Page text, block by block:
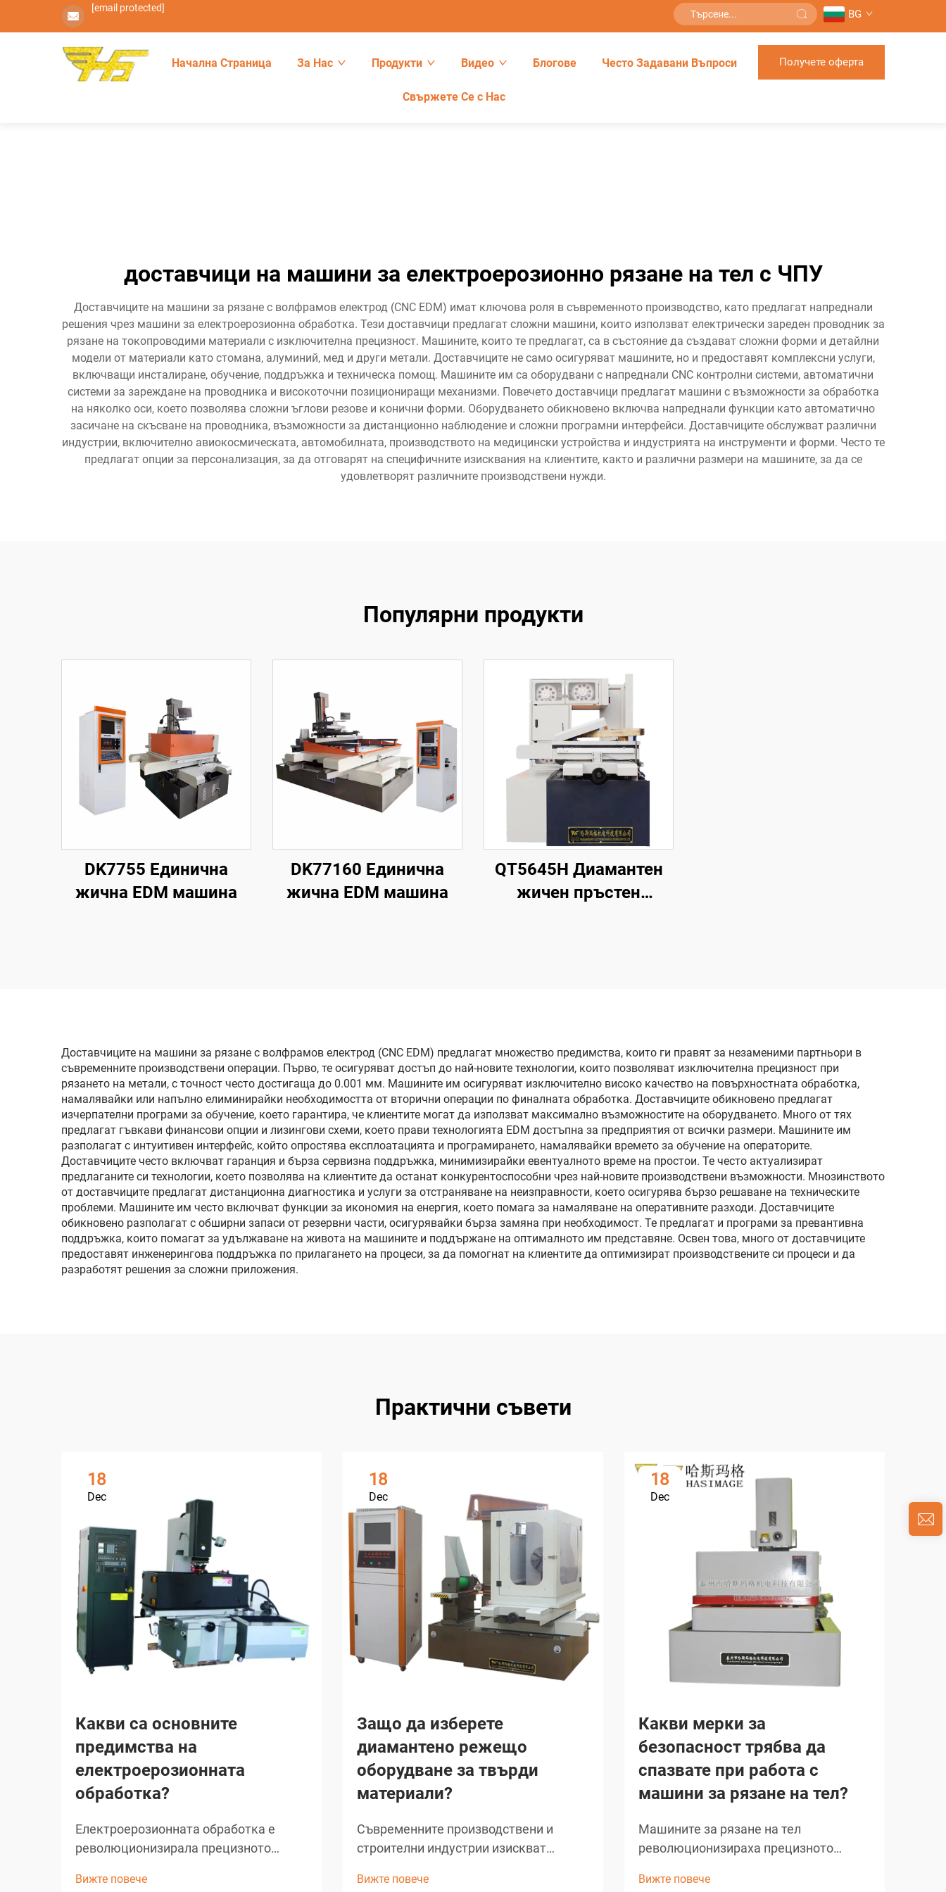
[email protected] BG
Начална Страница За Нас Продукти Видео Блогове Често Задавани Въпроси
Свържете Се с Нас
Получете оферта
доставчици на машини за електроерозионно рязане на тел с ЧПУ
Доставчиците на машини за рязане с волфрамов електрод (CNC EDM) имат ключова роля в съвременното производство, като предлагат напреднали
решения чрез машини за електроерозионна обработка. Тези доставчици предлагат сложни машини, които използват електрически зареден проводник за
рязане на токопроводими материали с изключителна прецизност. Машините, които те предлагат, са в състояние да създават сложни форми и детайлни
модели от материали като стомана, алуминий, мед и други метали. Доставчиците не само осигуряват машините, но и предоставят комплексни услуги,
включващи инсталиране, обучение, поддръжка и техническа помощ. Машините им са оборудвани с напреднали CNC контролни системи, автоматични
системи за зареждане на проводника и високоточни позициониращи механизми. Повечето доставчици предлагат машини с възможности за обработка
на няколко оси, което позволява сложни ъглови резове и конични форми. Оборудването обикновено включва напреднали функции като автоматично
засичане на скъсване на проводника, възможности за дистанционно наблюдение и сложни програмни интерфейси. Доставчиците обслужват различни
индустрии, включително авиокосмическата, автомобилната, производството на медицински устройства и индустрията на инструменти и форми. Често те
предлагат опции за персонализация, за да отговарят на специфичните изисквания на клиентите, както и различни размери на машините, за да се
удовлетворят различните производствени нужди.
Популярни продукти
DK7755 Единична
жична EDM машина
DK77160 Единична
жична EDM машина
QT5645H Диамантен
жичен пръстен
Доставчиците на машини за рязане с волфрамов електрод (CNC EDM) предлагат множество предимства, които ги правят за незаменими партньори в
съвременните производствени операции. Първо, те осигуряват достъп до най-новите технологии, които позволяват изключителна прецизност при
рязането на метали, с точност често достигаща до 0.001 мм. Машините им осигуряват изключително високо качество на повърхностната обработка,
намалявайки или напълно елиминирайки необходимостта от вторични операции по финалната обработка. Доставчиците обикновено предлагат
изчерпателни програми за обучение, което гарантира, че клиентите могат да използват максимално възможностите на оборудването. Много от тях
предлагат гъвкави финансови опции и лизингови схеми, което прави технологията EDM достъпна за предприятия от всички размери. Машините им
разполагат с интуитивен интерфейс, който опростява експлоатацията и програмирането, намалявайки времето за обучение на операторите.
Доставчиците често включват гаранция и бърза сервизна поддръжка, минимизирайки евентуалното време на простои. Те често актуализират
предлаганите си технологии, което позволява на клиентите да останат конкурентоспособни чрез най-новите производствени възможности. Мнозинството
от доставчиците предлагат дистанционна диагностика и услуги за отстраняване на неизправности, което осигурява бързо решаване на техническите
проблеми. Машините им често включват функции за икономия на енергия, което помага за намаляване на оперативните разходи. Доставчиците
обикновено разполагат с обширни запаси от резервни части, осигурявайки бърза замяна при необходимост. Те предлагат и програми за превантивна
поддръжка, които помагат за удължаване на живота на машините и поддържане на оптималното им представяне. Освен това, много от доставчиците
предоставят инженерингова поддръжка по прилагането на процеси, за да помогнат на клиентите да оптимизират производствените си процеси и да
разработят решения за сложни приложения.
Практични съвети
18
Dec
Какви са основните
предимства на
електроерозионната
обработка?
Електроерозионната обработка е
революционизирала прецизното
предлага безпрецедентни
Вижте повече
18
Dec
Защо да изберете
диамантено режещо
оборудване за твърди
материали?
Съвременните производствени и
строителни индустрии изискват
да обработват най-твърдите
Вижте повече
18
Dec
Какви мерки за
безопасност трябва да
спазвате при работа с
машини за рязане на тел?
Машините за рязане на тел
революционизираха прецизното
предлагайки безпрецедентна точност
Вижте повече